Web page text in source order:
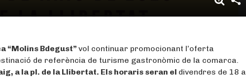
“Molins Bdegust” vol continuar promocionant l’oferta
de referència de turisme gastronòmic de la comarca.
a la pl. de la Llibertat. Els horaris seran el divendres de 18 a